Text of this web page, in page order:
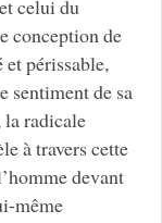
celui du
conception de
périssable,
sentiment de sa
radicale
à travers cette
devant
même